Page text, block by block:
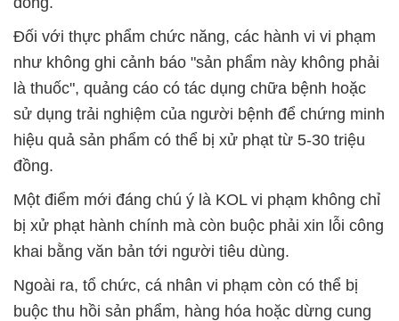
Đối với thực phẩm chức năng, các hành vi vi phạm
như không ghi cảnh báo "sản phẩm này không phải
là thuốc", quảng cáo có tác dụng chữa bệnh hoặc
sử dụng trải nghiệm của người bệnh để chứng minh
hiệu quả sản phẩm có thể bị xử phạt từ 5-30 triệu
đồng.
Một điểm mới đáng chú ý là KOL vi phạm không chỉ
bị xử phạt hành chính mà còn buộc phải xin lỗi công
khai bằng văn bản tới người tiêu dùng.
Ngoài ra, tổ chức, cá nhân vi phạm còn có thể bị
buộc thu hồi sản phẩm, hàng hóa hoặc dừng cung